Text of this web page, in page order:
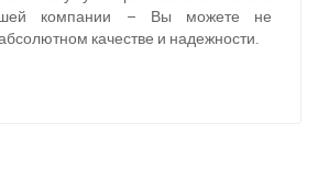
компании – Вы можете не
качестве и надежности.
Написати в Telegram